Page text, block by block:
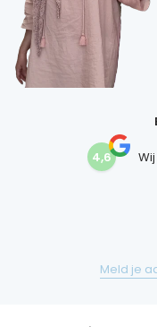
4,6
Meld je